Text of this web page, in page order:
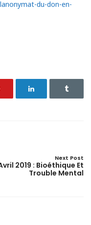
du-don-en-
Next Post
2019 : Bioéthique Et
Trouble Mental